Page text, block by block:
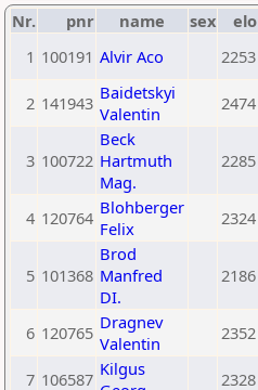
Nr. pnr name sex elo
1 100191 Alvir Aco 2253
2 141943 Baidetskyi
Valentin
2474
3 100722
Beck
Hartmuth
Mag.
2285
4 120764 Blohberger
Felix
2324
5 101368
Brod
Manfred
DI.
2186
6 120765 Dragnev
Valentin
2352
7 106587 Kilgus
2328